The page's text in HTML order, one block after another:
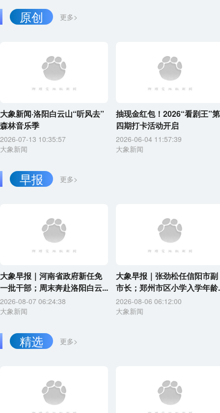
更多>
原创
大象新闻·洛阳白云山“听风去”
森林音乐季
2026-07-13 10:35:57
大象新闻
抽现金红包！2026“看剧王”第
四期打卡活动开启
2026-06-04 11:57:39
大象新闻
更多>
早报
大象早报｜河南省政府新任免
一批干部；周末奔赴洛阳白云...
2026-08-07 06:24:38
大象新闻
大象早报｜张劲松任信阳市副
市长；郑州市区小学入学年龄
2026-08-06 06:12:00
大象新闻
更多>
精选